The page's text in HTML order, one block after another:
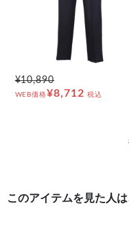
¥10,890
WEB価格¥8,712 税込
このアイテムを見た人